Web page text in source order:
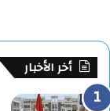
أخر الأخبار